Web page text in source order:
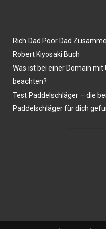
Rich Dad Poor Dad
Robert Kiyosaki Buch
Was ist bei einer Domain mit
beachten?
Test Paddelschläger – die
Paddelschläger für dich